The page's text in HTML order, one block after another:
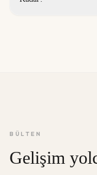
BÜLTEN
Gelişim